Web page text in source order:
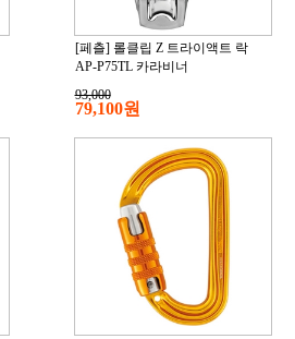
[페츨] 롤클립 Z 트라이액트 락
AP-P75TL 카라비너
93,000
79,100원